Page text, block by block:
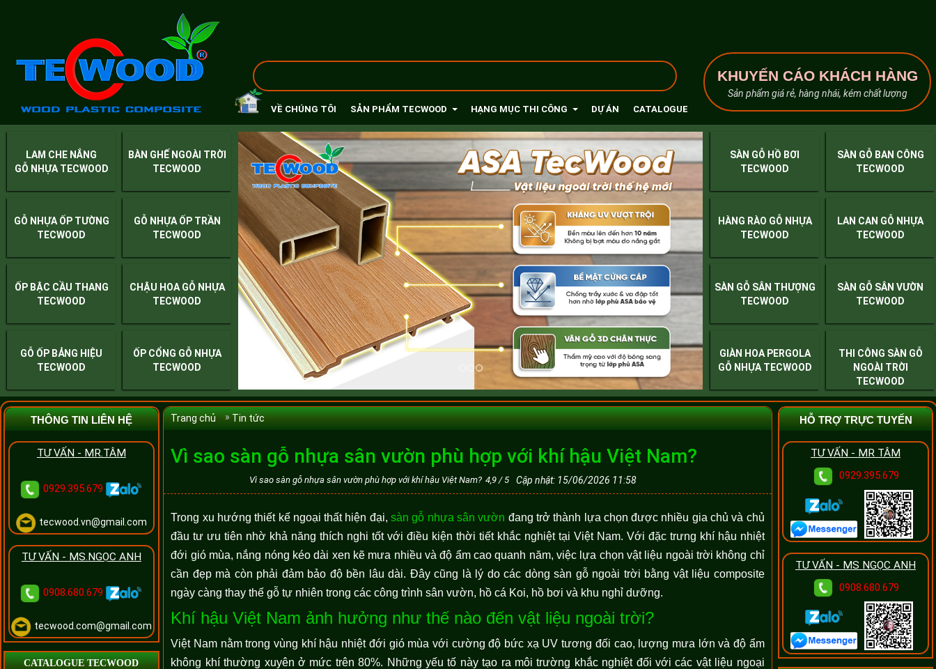
VỀ CHÚNG TÔI SẢN PHẨM TECWOOD HẠNG MỤC THI CÔNG DỰ ÁN CATALOGUE
KHUYẾN CÁO KHÁCH HÀNG
Sản phẩm giá rẻ, hàng nhái, kém chất lượng
LAM CHE NẮNG
GỖ NHỰA TECWOOD
BÀN GHẾ NGOÀI TRỜI
TECWOOD
GỖ NHỰA ỐP TƯỜNG
TECWOOD
GỖ NHỰA ỐP TRẦN
TECWOOD
ỐP BẬC CẦU THANG
TECWOOD
CHẬU HOA GỖ NHỰA
TECWOOD
GỖ ỐP BẢNG HIỆU
TECWOOD
ỐP CỔNG GỖ NHỰA
TECWOOD
SÀN GỖ HỒ BƠI
TECWOOD
SÀN GỖ BAN CÔNG
TECWOOD
HÀNG RÀO GỖ NHỰA
TECWOOD
LAN CAN GỖ NHỰA
TECWOOD
SÀN GỖ SÂN THƯỢNG
TECWOOD
SÀN GỖ SÂN VƯỜN
TECWOOD
GIÀN HOA PERGOLA
GỖ NHỰA TECWOOD
THI CÔNG SÀN GỖ
NGOÀI TRỜI
TECWOOD
THÔNG TIN LIÊN HỆ
TƯ VẤN - MR.TÂM
0929.395.679
tecwood.vn@gmail.com
TƯ VẤN - MS.NGỌC ANH
0908.680.679
tecwood.com@gmail.com
CATALOGUE TECWOOD
Trang chủ Tin tức
Vì sao sàn gỗ nhựa sân vườn phù hợp với khí hậu Việt Nam?
Vì sao sàn gỗ nhựa sân vườn phù hợp với khí hậu Việt Nam? 4,9 /5 Cập nhật: 15/06/2026 11:58
Trong xu hướng thiết kế ngoại thất hiện đại,sàn gỗ nhựa sân vườn đang trở thành lựa chọn được nhiều gia chủ và chủ
đầu tư ưu tiên nhờ khả năng thích nghi tốt với điều kiện thời tiết khắc nghiệt tại Việt Nam. Với đặc trưng khí hậu nhiệt
đới gió mùa, nắng nóng kéo dài xen kẽ mưa nhiều và độ ẩm cao quanh năm, việc lựa chọn vật liệu ngoài trời không chỉ
cần đẹp mà còn phải đảm bảo độ bền lâu dài. Đây cũng là lý do các dòng sàn gỗ ngoài trời bằng vật liệu composite
ngày càng thay thế gỗ tự nhiên trong các công trình sân vườn, hồ cá Koi, hồ bơi và khu nghỉ dưỡng.
Khí hậu Việt Nam ảnh hưởng như thế nào đến vật liệu ngoài trời?
Việt Nam nằm trong vùng khí hậu nhiệt đới gió mùa với cường độ bức xạ UV tương đối cao, lượng mưa lớn và độ ẩm
không khí thường xuyên ở mức trên 80%. Những yếu tố này tạo ra môi trường khắc nghiệt đối với các vật liệu ngoại
HỖ TRỢ TRỰC TUYẾN
TƯ VẤN - MR TÂM
0929.395.679
TƯ VẤN - MS NGỌC ANH
0908.680.679